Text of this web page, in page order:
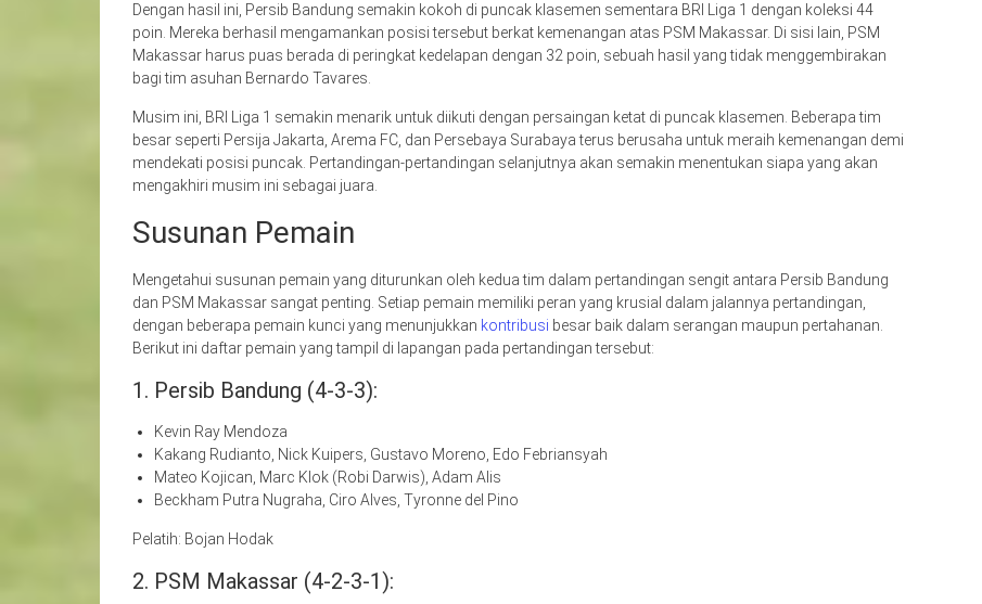
Dengan hasil ini, Persib Bandung semakin kokoh di puncak klasemen sementara BRI Liga 1 dengan koleksi 44
poin. Mereka berhasil mengamankan posisi tersebut berkat kemenangan atas PSM Makassar. Di sisi lain, PSM
Makassar harus puas berada di peringkat kedelapan dengan 32 poin, sebuah hasil yang tidak menggembirakan
bagi tim asuhan Bernardo Tavares.
Musim ini, BRI Liga 1 semakin menarik untuk diikuti dengan persaingan ketat di puncak klasemen. Beberapa tim
besar seperti Persija Jakarta, Arema FC, dan Persebaya Surabaya terus berusaha untuk meraih kemenangan demi
mendekati posisi puncak. Pertandingan-pertandingan selanjutnya akan semakin menentukan siapa yang akan
mengakhiri musim ini sebagai juara.
Susunan Pemain
Mengetahui susunan pemain yang diturunkan oleh kedua tim dalam pertandingan sengit antara Persib Bandung
dan PSM Makassar sangat penting. Setiap pemain memiliki peran yang krusial dalam jalannya pertandingan,
dengan beberapa pemain kunci yang menunjukkan kontribusi besar baik dalam serangan maupun pertahanan.
Berikut ini daftar pemain yang tampil di lapangan pada pertandingan tersebut:
1. Persib Bandung (4-3-3):
Kevin Ray Mendoza
Kakang Rudianto, Nick Kuipers, Gustavo Moreno, Edo Febriansyah
Mateo Kojican, Marc Klok (Robi Darwis), Adam Alis
Beckham Putra Nugraha, Ciro Alves, Tyronne del Pino
Pelatih: Bojan Hodak
2. PSM Makassar (4-2-3-1):